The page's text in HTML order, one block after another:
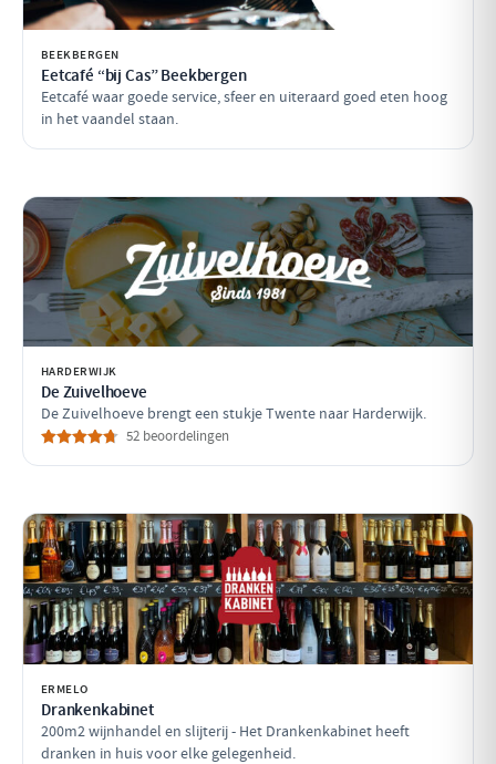
BEEKBERGEN
Eetcafé “bij Cas” Beekbergen
Eetcafé waar goede service, sfeer en uiteraard goed eten hoog
in het vaandel staan.
HARDERWIJK
De Zuivelhoeve
De Zuivelhoeve brengt een stukje Twente naar Harderwijk.
52 beoordelingen
ERMELO
Drankenkabinet
200m2 wijnhandel en slijterij - Het Drankenkabinet heeft
dranken in huis voor elke gelegenheid.